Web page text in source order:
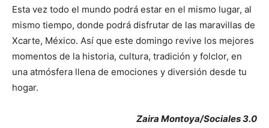
Esta vez todo el mundo podrá estar en el mismo lugar, al
mismo tiempo, donde podrá disfrutar de las maravillas de
Xcarte, México. Así que este domingo revive los mejores
momentos de la historia, cultura, tradición y folclor, en
una atmósfera llena de emociones y diversión desde tu
hogar.
Zaira Montoya/Sociales 3.0